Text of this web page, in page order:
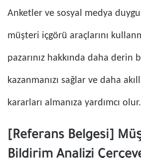
Anketler ve sosyal medya
müşteri içgörü araçlarını
pazarınız hakkında daha derin
kazanmanızı sağlar ve daha
kararları almanıza yardımcı olur.
[Referans Belgesi]